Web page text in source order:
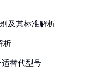
及其标准解析
析
适替代型号